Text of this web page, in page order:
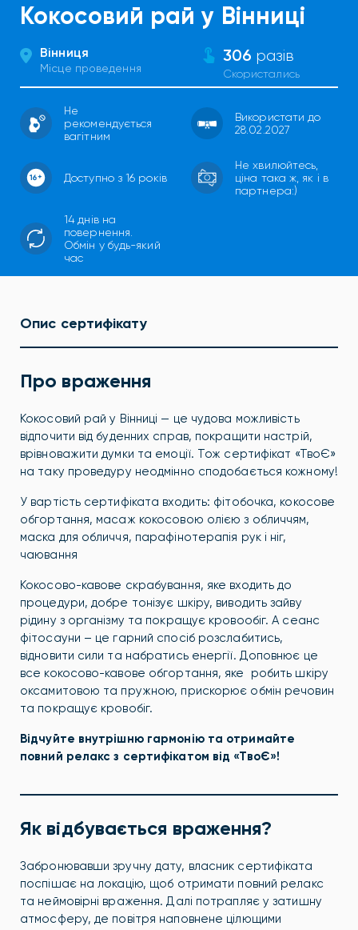
Кокосовий рай у Вінниці
Вінниця
Місце проведення
306 разів
Скористались
Не
рекомендується
вагітним
Використати до
28.02.2027
Доступно з 16 років
Не хвилюйтесь,
ціна така ж, як і в
партнера:)
14 днів на
повернення.
Обмін у будь-який
час
Опис сертифікату
Про враження
Кокосовий рай у Вінниці — це чудова можливість
відпочити від буденних справ, покращити настрій,
врівноважити думки та емоції. Тож сертифікат «ТвоЄ»
на таку проведуру неодмінно сподобається кожному!
У вартість сертифіката входить: фітобочка, кокосове
обгортання, масаж кокосовою олією з обличчям,
маска для обличчя, парафінотерапія рук і ніг,
чаювання
Кокосово-кавове скрабування, яке входить до
процедури, добре тонізує шкіру, виводить зайву
рідину з організму та покращує кровообіг.А сеанс
фітосауни – це гарний спосіб розслабитись,
відновити сили та набратись енергії. Доповнює це
все кокосово-кавове обгортання, яке робить шкіру
оксамитовою та пружною, прискорює обмін речовин
та покращує кровобіг.
Відчуйте внутрішню гармонію та отримайте
повний релакс з сертифікатом від «ТвоЄ»!
Як відбувається враження?
Забронювавши зручну дату, власник сертифіката
поспішає на локацію, щоб отримати повний релакс
та неймовірні враження. Далі потрапляє у затишну
атмосферу, де повітря наповнене цілющими